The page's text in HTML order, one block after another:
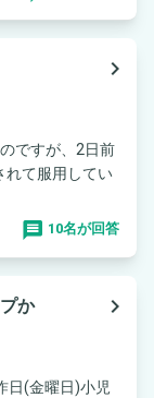
navigate_next
ですが、2日前
れて服用してい
10名が回答
か
navigate_next
日(金曜日)小児